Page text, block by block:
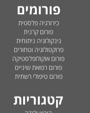
פורומים
כירורגיה פלסטית
פורום קרנית
גינקולוגיה ניתוחית
פרוקטולוגיה וטחורים
פורום אוקולופלסטיקה
פורום רפואת שיניים
פורום טיפולי רשתית
קטגוריות